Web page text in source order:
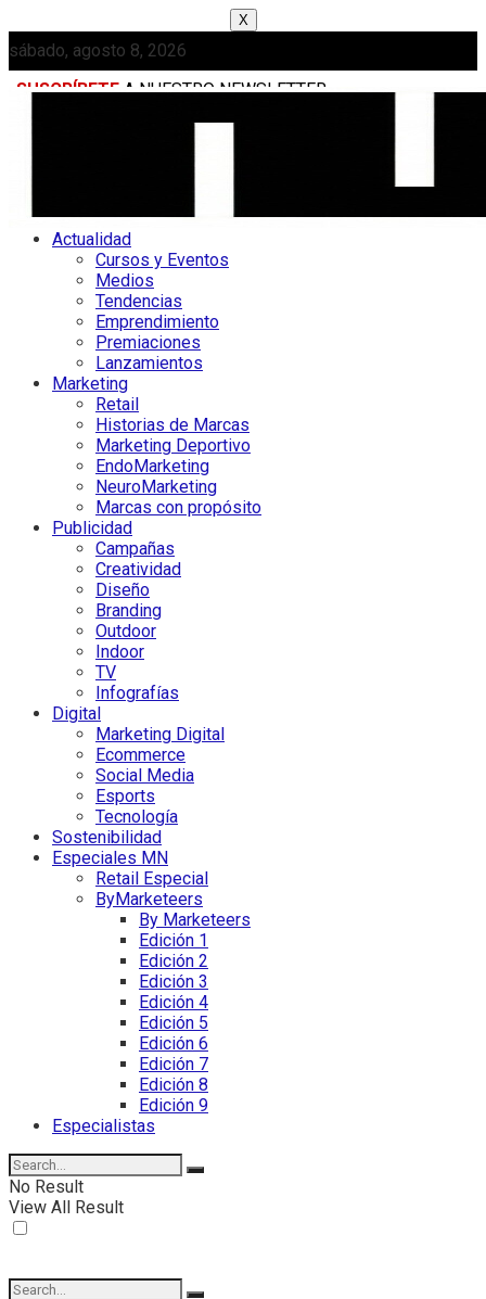
X
sábado, agosto 8, 2026
SUSCRÍBETE A NUESTRO NEWSLETTER
Actualidad
Cursos y Eventos
Medios
Tendencias
Emprendimiento
Premiaciones
Lanzamientos
Marketing
Retail
Historias de Marcas
Marketing Deportivo
EndoMarketing
NeuroMarketing
Marcas con propósito
Publicidad
Campañas
Creatividad
Diseño
Branding
Outdoor
Indoor
TV
Infografías
Digital
Marketing Digital
Ecommerce
Social Media
Esports
Tecnología
Sostenibilidad
Especiales MN
Retail Especial
ByMarketeers
By Marketeers
Edición 1
Edición 2
Edición 3
Edición 4
Edición 5
Edición 6
Edición 7
Edición 8
Edición 9
Especialistas
No Result
View All Result